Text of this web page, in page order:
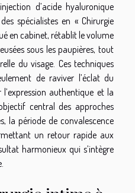
d’acide hyaluronique
spécialistes en « Chirurgie
en cabinet, rétablit le volume
sous les paupières, tout
du visage. Ces techniques
de raviver l’éclat du
authentique et la
central des approches
la période de convalescence
un retour rapide aux
harmonieux qui s’intègre